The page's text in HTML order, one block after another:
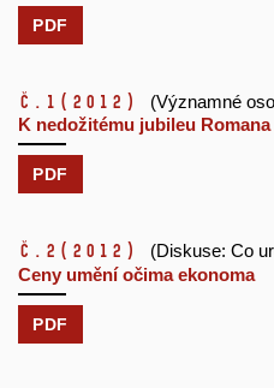
PDF
č.1 (2012)
(Významné
K nedožitému jubileu
PDF
č.2 (2012)
(Diskuse: Co
Ceny umění očima ekonoma
PDF